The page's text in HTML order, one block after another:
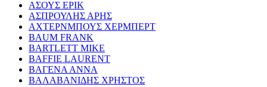
ΑΣΟΥΣ ΕΡΙΚ
ΑΣΠΡΟΥΛΗΣ ΑΡΗΣ
ΑΧΤΕΡΝΜΠΟΥΣ ΧΕΡΜΠΕΡΤ
BAUM FRANK
BARTLETT MIKE
BAFFIE LAURENT
ΒΑΓΕΝΑ ΑΝΝΑ
ΒΑΛΑΒΑΝΙΔΗΣ ΧΡΗΣΤΟΣ